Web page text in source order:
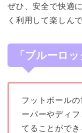
ぜひ、安全で快適
く利用して楽しん
「ブルーロ
フットボール
ーパーやディ
てることができ